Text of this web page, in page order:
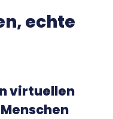
echte
virtuellen